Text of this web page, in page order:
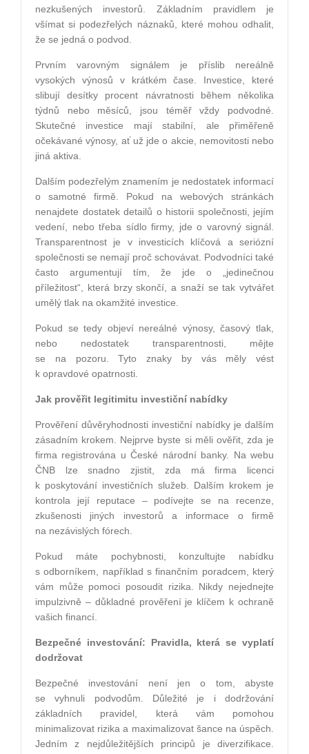
nezkušených investorů. Základním pravidlem je
všímat si podezřelých náznaků, které mohou odhalit,
že se jedná o podvod.
Prvním varovným signálem je příslib nereálně
vysokých výnosů v krátkém čase. Investice, které
slibují desítky procent návratnosti během několika
týdnů nebo měsíců, jsou téměř vždy podvodné.
Skutečné investice mají stabilní, ale přiměřeně
očekávané výnosy, ať už jde o akcie, nemovitosti nebo
jiná aktiva.
Dalším podezřelým znamením je nedostatek informací
o samotné firmě. Pokud na webových stránkách
nenajdete dostatek detailů o historii společnosti, jejím
vedení, nebo třeba sídlo firmy, jde o varovný signál.
Transparentnost je v investicích klíčová a seriózní
společnosti se nemají proč schovávat. Podvodníci také
často argumentují tím, že jde o „jedinečnou
příležitost“, která brzy skončí, a snaží se tak vytvářet
umělý tlak na okamžité investice.
Pokud se tedy objeví nereálné výnosy, časový tlak,
nebo nedostatek transparentnosti, mějte
se na pozoru. Tyto znaky by vás měly vést
k opravdové opatrnosti.
Jak prověřit legitimitu investiční nabídky
Prověření důvěryhodnosti investiční nabídky je dalším
zásadním krokem. Nejprve byste si měli ověřit, zda je
firma registrována u České národní banky. Na webu
ČNB lze snadno zjistit, zda má firma licenci
k poskytování investičních služeb. Dalším krokem je
kontrola její reputace – podívejte se na recenze,
zkušenosti jiných investorů a informace o firmě
na nezávislých fórech.
Pokud máte pochybnosti, konzultujte nabídku
s odborníkem, například s finančním poradcem, který
vám může pomoci posoudit rizika. Nikdy nejednejte
impulzivně – důkladné prověření je klíčem k ochraně
vašich financí.
Bezpečné investování: Pravidla, která se vyplatí
dodržovat
Bezpečné investování není jen o tom, abyste
se vyhnuli podvodům. Důležité je i dodržování
základních pravidel, která vám pomohou
minimalizovat rizika a maximalizovat šance na úspěch.
Jedním z nejdůležitějších principů je diverzifikace.